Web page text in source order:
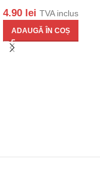
4.90 lei TVA inclus
ADAUGĂ ÎN COȘ